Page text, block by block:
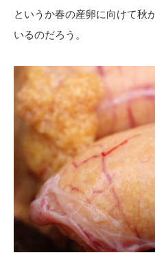
というか春の産卵に向けて秋
いるのだろう。